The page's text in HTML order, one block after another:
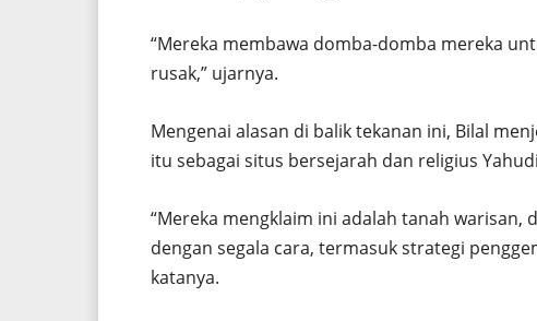
“Mereka membawa domba-domba mereka
rusak,” ujarnya.
Mengenai alasan di balik tekanan ini, Bilal
itu sebagai situs bersejarah dan religius
“Mereka mengklaim ini adalah tanah
dengan segala cara, termasuk strategi
katanya.